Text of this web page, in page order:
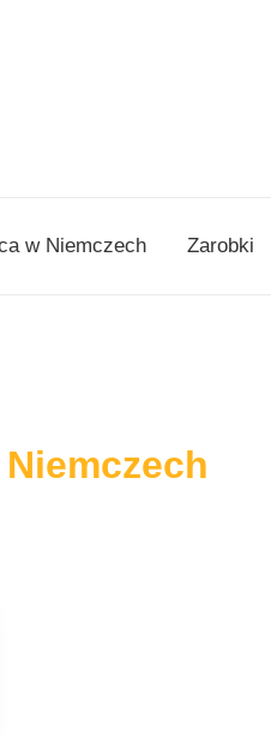
w Niemczech Zarobki